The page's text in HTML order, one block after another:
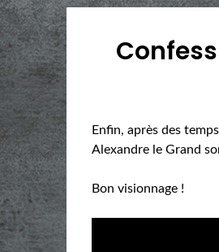
Enfin, après des
Alexandre le Grand
Bon visionnage !